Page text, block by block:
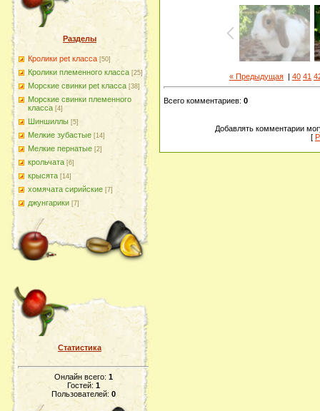
Разделы
Кролики pet класса [50]
Кролики племенного класса [25]
Морские свинки pet класса [38]
Морские свинки племенного
класса [4]
Шиншиллы [5]
Мелкие зубастые [14]
Мелкие пернатые [2]
крольчата [6]
крысята [14]
хомячата сирийские [7]
джунгарики [7]
Статистика
Онлайн всего: 1
Гостей: 1
Пользователей: 0
« Предыдущая | 40 41
Всего комментариев: 0
Добавлять комментарии
[